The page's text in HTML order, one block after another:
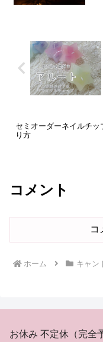
セミオーダーネイルチッ
り方
コメント
コ
ホーム キャン
お休み 不定休（完全